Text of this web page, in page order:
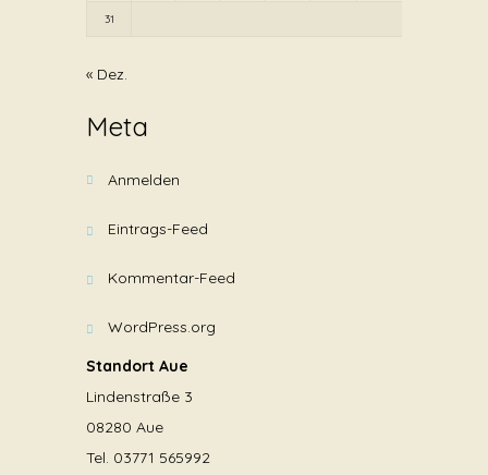
31
« Dez.
Meta
Anmelden
Eintrags-Feed
Kommentar-Feed
WordPress.org
Standort Aue
Lindenstraße 3
08280 Aue
Tel. 03771 565992